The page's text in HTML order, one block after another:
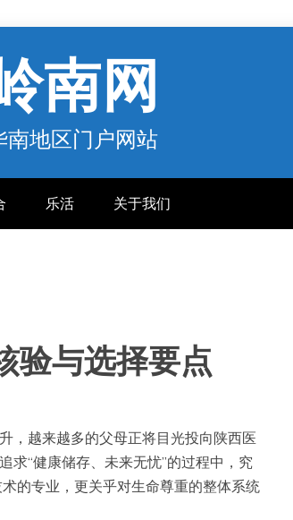
南网
南地区门户网站
乐活 关于我们
验与选择要点
，越来越多的父母正将目光投向陕西医
“健康储存、未来无忧”的过程中，究
的专业，更关乎对生命尊重的整体系统